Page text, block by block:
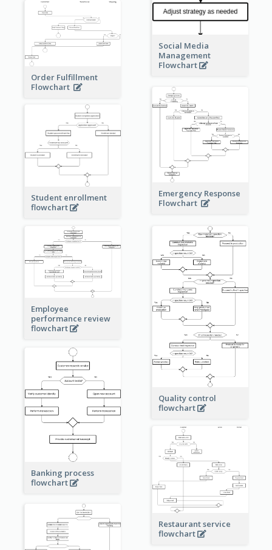
Social Media
Management
Flowchart
Order Fulfillment
Flowchart
Emergency Response
Flowchart
Student enrollment
flowchart
Employee
performance review
flowchart
Quality control
flowchart
Banking process
flowchart
Restaurant service
flowchart